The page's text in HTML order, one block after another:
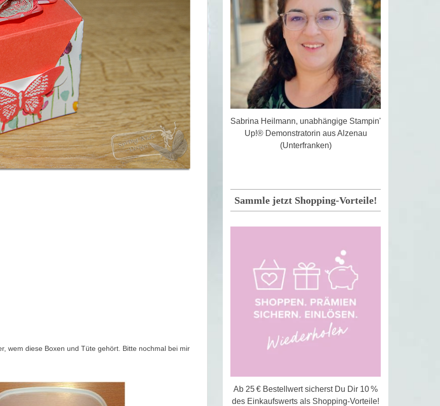
wem diese Boxen und Tüte gehört. Bitte nochmal bei mir
Sabrina Heilmann, unabhängige Stampin'
Up!® Demonstratorin aus Alzenau
(Unterfranken)
Sammle jetzt Shopping-Vorteile!
Ab 25 € Bestellwert sicherst Du Dir 10 %
des Einkaufswerts als Shopping-Vorteile!